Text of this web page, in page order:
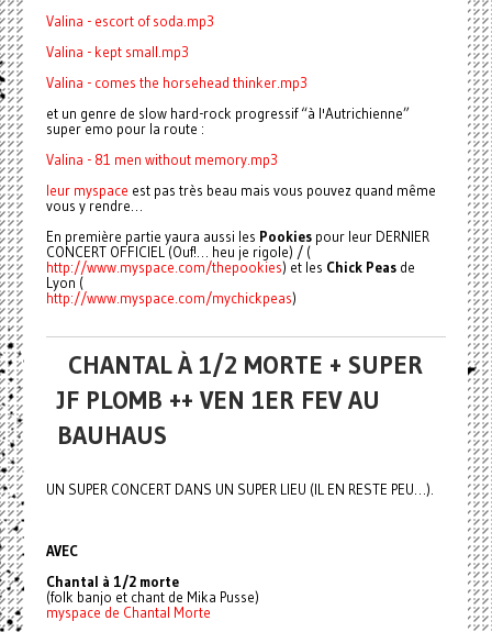
Valina - escort of soda.mp3
Valina - kept small.mp3
Valina - comes the horsehead thinker.mp3
et un genre de slow hard-rock progressif “à l'Autrichienne”
super emo pour la route :
Valina - 81 men without memory.mp3
leur myspace est pas très beau mais vous pouvez quand même
vous y rendre…
En première partie yaura aussi les Pookies pour leur DERNIER
CONCERT OFFICIEL (Ouf!… heu je rigole) / (
http://www.myspace.com/thepookies) et les Chick Peasde
Lyon (
http://www.myspace.com/mychickpeas)
CHANTAL À 1/2 MORTE + SUPER
JF PLOMB ++ VEN 1ER FEV AU
BAUHAUS
UN SUPER CONCERT DANS UN SUPER LIEU (IL EN RESTE PEU…).
AVEC
Chantal à 1/2 morte
(folk banjo et chant de Mika Pusse)
myspace de Chantal Morte